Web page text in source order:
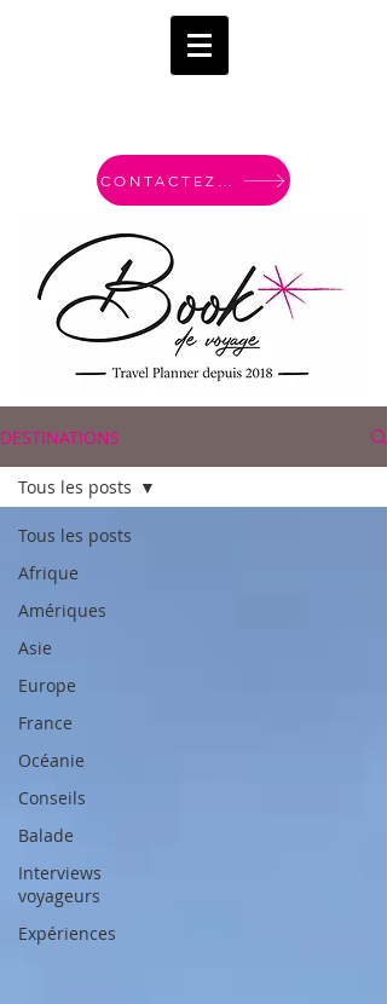
DESTINATIONS
Tous les posts
Afrique
Amériques
Asie
Europe
France
Océanie
Conseils
Balade
Interviews
voyageurs
Expériences
Tous les posts